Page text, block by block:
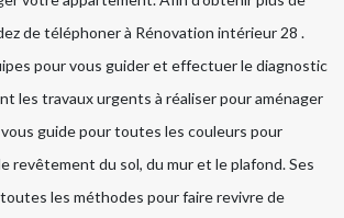
de téléphoner à Rénovation intérieur 28 .
pour vous guider et effectuer le diagnostic
les travaux urgents à réaliser pour aménager
guide pour toutes les couleurs pour
revêtement du sol, du mur et le plafond. Ses
les méthodes pour faire revivre de